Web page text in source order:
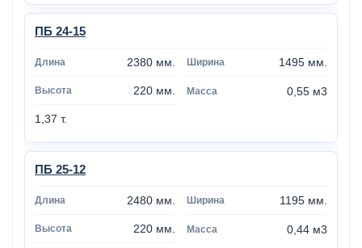
ПБ 24-15
2380 мм. 1495 мм.
220 мм. 0,55 м3
1,37 т.
ПБ 25-12
2480 мм. 1195 мм.
220 мм. 0,44 м3